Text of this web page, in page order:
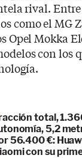
rival. Entre
como el MG
Opel Mokka
con los
total,
5,2
56.400 €:
con su